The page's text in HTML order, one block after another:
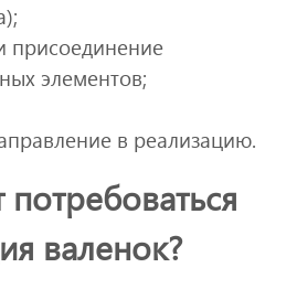
присоединение
элементов;
в реализацию.
валенок?